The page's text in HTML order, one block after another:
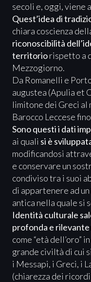
secoli e, oggi, viene
Quest’idea di
chiara coscienza
riconoscibilità
territoriorispetto a
Mezzogiorno.
Da Romanelli e
augustea (Apulia et
limitone dei Greci
Barocco Leccese
Sono questi i dati
ai quali si è
modificandosi
e conservare un
condiviso tra i suoi
di appartenere ad
antica nella quale si
Identità culturale
profonda e
come “età dell’oro”
grande civiltà di cui
i Messapi, i Greci, i
(chiarezza dei